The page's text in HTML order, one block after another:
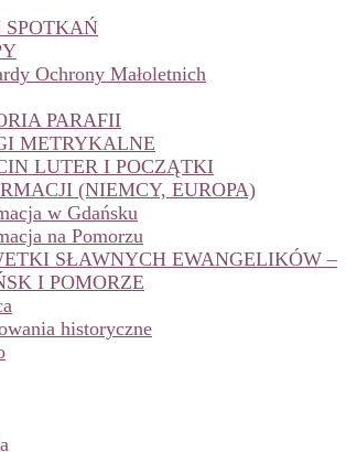
SPOTKAŃ
Ochrony Małoletnich
PARAFII
METRYKALNE
LUTER I POCZĄTKI
(NIEMCY, EUROPA)
w Gdańsku
na Pomorzu
SŁAWNYCH EWANGELIKÓW –
I POMORZE
historyczne